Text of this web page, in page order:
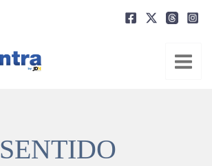
SENTIDO